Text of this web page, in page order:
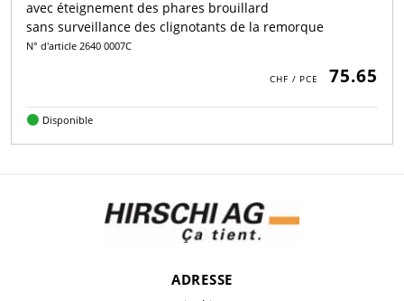
avec éteignement des phares brouillard
sans surveillance des clignotants de la remorque
N° d'article 2640 0007C
75.65
Disponible
ADRESSE